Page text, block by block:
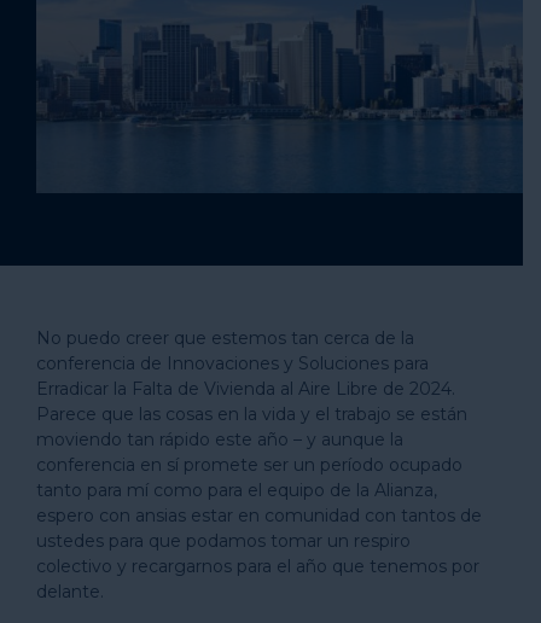
No puedo creer que estemos tan cerca de la
conferencia de Innovaciones y Soluciones para
Erradicar la Falta de Vivienda al Aire Libre de 2024.
Parece que las cosas en la vida y el trabajo se están
moviendo tan rápido este año – y aunque la
conferencia en sí promete ser un período ocupado
tanto para mí como para el equipo de la Alianza,
espero con ansias estar en comunidad con tantos de
ustedes para que podamos tomar un respiro
colectivo y recargarnos para el año que tenemos por
delante.